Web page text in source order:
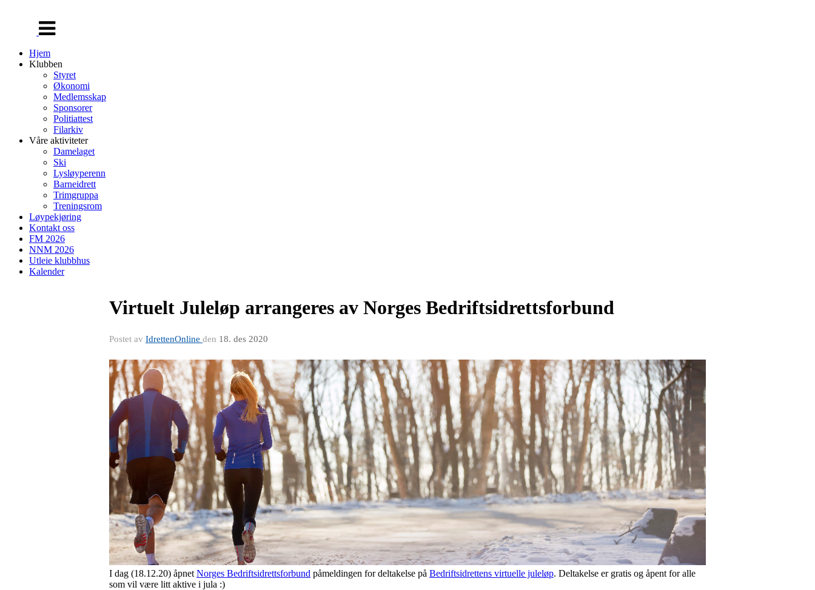
navigasjon
Hjem
Klubben
Styret
Økonomi
Medlemsskap
Sponsorer
Politiattest
Filarkiv
Våre aktiviteter
Damelaget
Ski
Lysløyperenn
Barneidrett
Trimgruppa
Treningsrom
Løypekjøring
Kontakt oss
FM 2026
NNM 2026
Utleie klubbhus
Kalender
Virtuelt Juleløp arrangeres av Norges Bedriftsidrettsforbund
Postet av IdrettenOnline den 18. des 2020
I dag (18.12.20) åpnet Norges Bedriftsidrettsforbund påmeldingen for deltakelse på Bedriftsidrettens virtuelle juleløp. Deltakelse er gratis og åpent for alle
som vil være litt aktive i jula :)